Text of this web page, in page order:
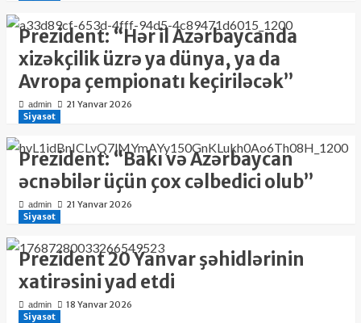
Prezident: “Hər il Azərbaycanda
xizəkçilik üzrə ya dünya, ya da
Avropa çempionatı keçiriləcək”
admin
21 Yanvar 2026
Siyasət
Prezident: “Bakı və Azərbaycan
əcnəbilər üçün çox cəlbedici olub”
admin
21 Yanvar 2026
Siyasət
Prezident 20 Yanvar şəhidlərinin
xatirəsini yad etdi
admin
18 Yanvar 2026
Siyasət